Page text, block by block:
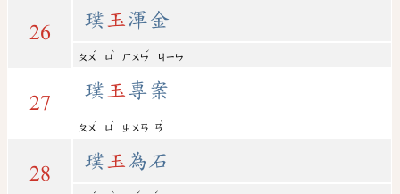
26
璞玉渾金
ㄆㄨ
ˊ
ㄩ
ˋ
ㄏㄨㄣ
ˊ
ㄐㄧㄣ
27
璞玉專案
ㄆㄨ
ˊ
ㄩ
ˋ
ㄓㄨㄢ ㄢ
ˋ
28
璞玉為石
ˊ ˋ ˊ ˊ